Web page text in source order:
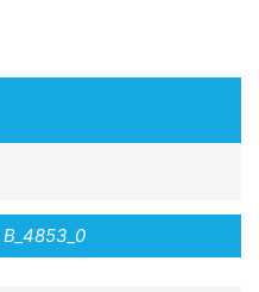
B_4853_0